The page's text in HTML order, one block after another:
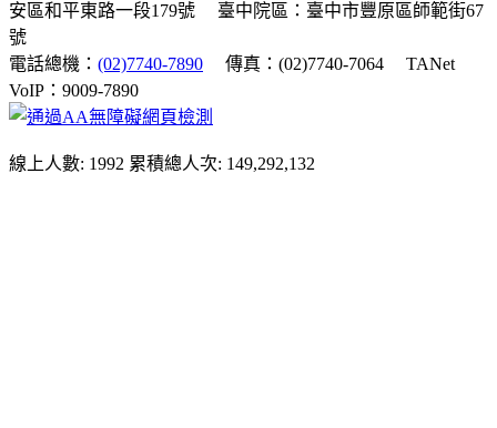
安區和平東路一段179號
臺中院區：臺中市豐原區師範街67
號
電話總機： (02)7740-7890 傳真：(02)7740-7064
TANet
VoIP：9009-7890
線上人數: 1992 累積總人次: 149,292,132